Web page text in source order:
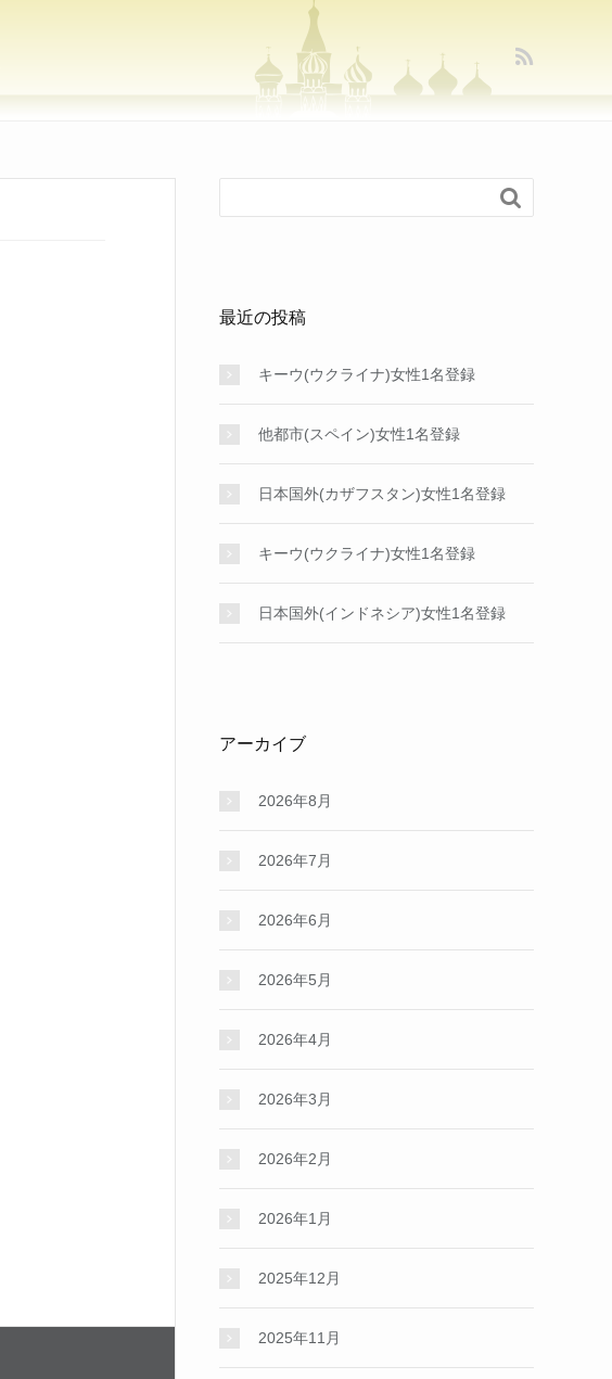

最近の投稿
キーウ(ウクライナ)女性1名登録
他都市(スペイン)女性1名登録
日本国外(カザフスタン)女性1名登録
キーウ(ウクライナ)女性1名登録
日本国外(インドネシア)女性1名登録
アーカイブ
2026年8月
2026年7月
2026年6月
2026年5月
2026年4月
2026年3月
2026年2月
2026年1月
2025年12月
2025年11月